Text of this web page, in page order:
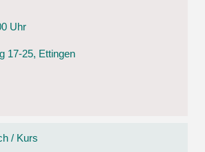
Uhr
17-25, Ettingen
/ Kurs